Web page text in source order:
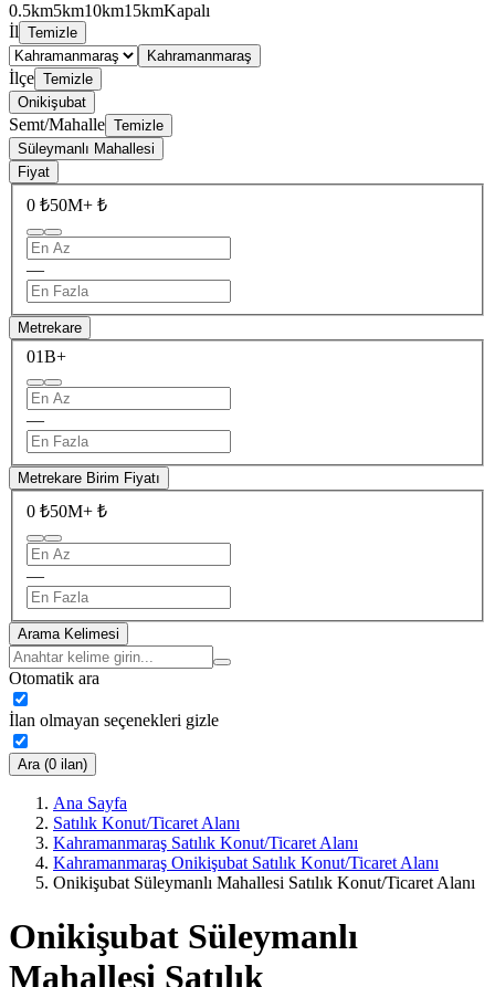
0.5km5km10km15kmKapalı
İl Temizle
Kahramanmaraş
İlçe Temizle
Onikişubat
Semt/Mahalle Temizle
Süleymanlı Mahallesi
Fiyat
0 ₺50M+ ₺
—
Metrekare
01B+
—
Metrekare Birim Fiyatı
0 ₺50M+ ₺
—
Arama Kelimesi
Otomatik ara
İlan olmayan seçenekleri gizle
Ara (0 ilan)
Ana Sayfa
Satılık Konut/Ticaret Alanı
Kahramanmaraş Satılık Konut/Ticaret Alanı
Kahramanmaraş Onikişubat Satılık Konut/Ticaret Alanı
Onikişubat Süleymanlı Mahallesi Satılık Konut/Ticaret Alanı
Onikişubat Süleymanlı
Mahallesi Satılık